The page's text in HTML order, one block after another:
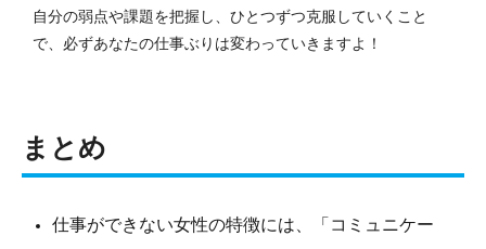
自分の弱点や課題を把握し、ひとつずつ克服していくこと
で、必ずあなたの仕事ぶりは変わっていきますよ！
まとめ
仕事ができない女性の特徴には、「コミュニケー